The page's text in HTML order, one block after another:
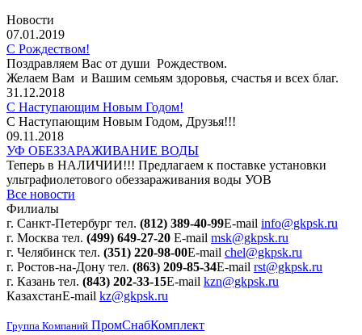
Новости
07.01.2019
С Рождеством!
Поздравляем Вас от души Рождеством.
Желаем Вам и Вашим семьям здоровья, счастья и всех благ.
31.12.2018
С Наступающим Новым Годом!
С Наступающим Новым Годом, Друзья!!!
09.11.2018
УФ ОБЕЗЗАРАЖИВАНИЕ ВОДЫ
Теперь в НАЛИЧИИ!!! Предлагаем к поставке установки
ультрафиолетового обеззараживания воды УОВ
Все новости
Филиалы
г. Санкт-Петербург тел. (812) 389-40-99E-mail info@gkpsk.ru
г. Москва тел. (499) 649-27-20 E-mail msk@gkpsk.ru
г. Челябинск тел. (351) 220-98-00E-mail chel@gkpsk.ru
г. Ростов-на-Дону тел. (863) 209-85-34E-mail rst@gkpsk.ru
г. Казань тел. (843) 202-33-15E-mail kzn@gkpsk.ru
КазахстанE-mail kz@gkpsk.ru
Группа Компаний ПромСнабКомплект